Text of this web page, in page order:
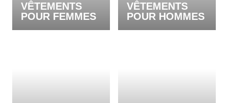
VÊTEMENTS
POUR FEMMES
VÊTEMENTS
POUR HOMMES